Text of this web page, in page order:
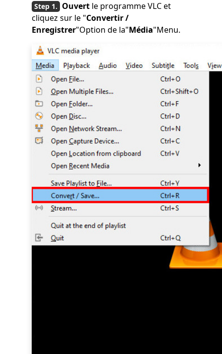
Ouvert le programme VLC et
cliquez sur le "Convertir /
Enregistrer"Option de la"Média"Menu.